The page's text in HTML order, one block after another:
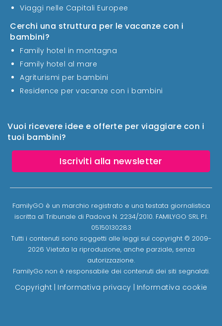
Vuoi ricevere idee e offerte per viaggiare con i
tuoi bambini?
Iscriviti alla newsletter
Viaggi nelle Capitali Europee
Cerchi una struttura per le vacanze con i
bambini?
Family hotel in montagna
Family hotel al mare
Agriturismi per bambini
Residence per vacanze con i bambini
FamilyGO è un marchio registrato e una testata giornalistica
iscritta al Tribunale di Padova N. 2234/2010. FAMILYGO SRL P.I.
05150130283
Tutti i contenuti sono soggetti alle leggi sul copyright © 2009-
2026 Vietata la riproduzione, anche parziale, senza
autorizzazione.
FamilyGo non è responsabile dei contenuti dei siti segnalati.
Copyright | Informativa privacy | Informativa cookie